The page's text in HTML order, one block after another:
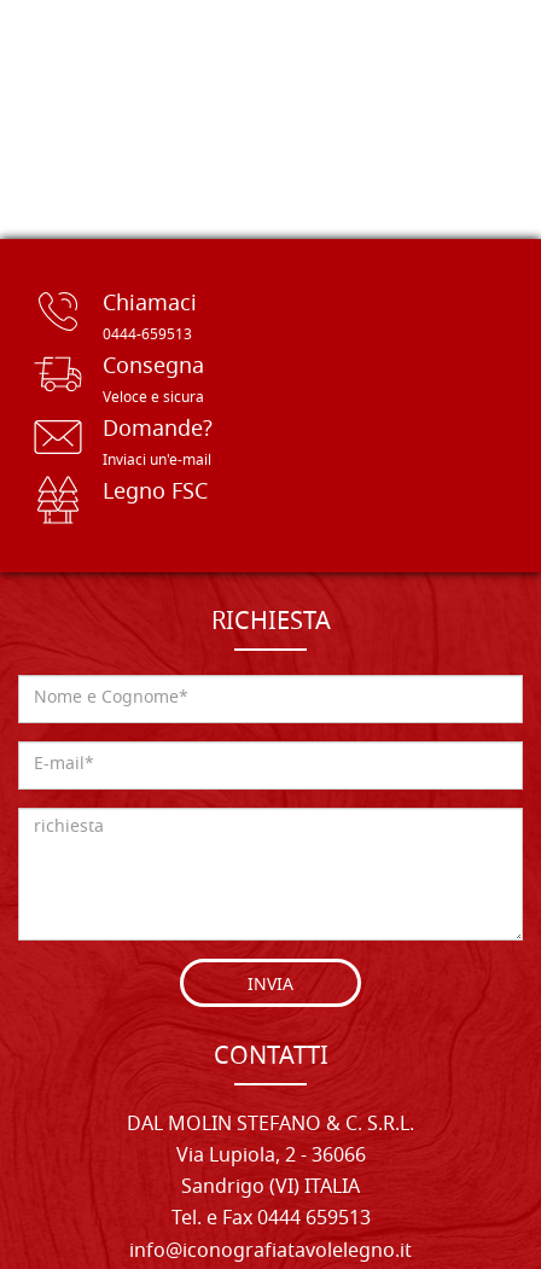
Chiamaci
0444-659513
Consegna
Veloce e sicura
Domande?
Inviaci un'e-mail
Legno FSC
RICHIESTA
INVIA
CONTATTI
DAL MOLIN STEFANO & C. S.R.L.
Via Lupiola, 2 - 36066
Sandrigo (VI) ITALIA
Tel. e Fax 0444 659513
info@iconografiatavolelegno.it